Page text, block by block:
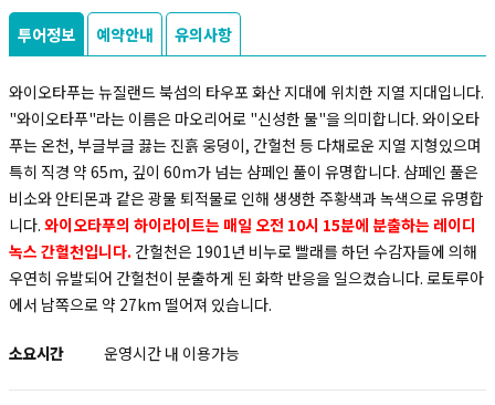
투어정보 예약안내 유의사항
와이오타푸는 뉴질랜드 북섬의 타우포 화산 지대에 위치한 지열 지대입니다.
"와이오타푸"라는 이름은 마오리어로 "신성한 물"을 의미합니다. 와이오타
푸는 온천, 부글부글 끓는 진흙 웅덩이, 간헐천 등 다채로운 지열 지형있으며
특히 직경 약 65m, 깊이 60m가 넘는 샴페인 풀이 유명합니다. 샴페인 풀은
비소와 안티몬과 같은 광물 퇴적물로 인해 생생한 주황색과 녹색으로 유명합
니다. 와이오타푸의 하이라이트는 매일 오전 10시 15분에 분출하는 레이디
녹스 간헐천입니다. 간헐천은 1901년 비누로 빨래를 하던 수감자들에 의해
우연히 유발되어 간헐천이 분출하게 된 화학 반응을 일으켰습니다. 로토루아
에서 남쪽으로 약 27km 떨어져 있습니다.
소요시간 운영시간 내 이용가능